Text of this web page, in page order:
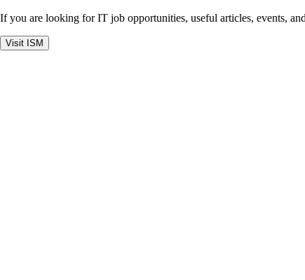
If you are looking for IT job opportunities, useful articles, events,
Visit ISM